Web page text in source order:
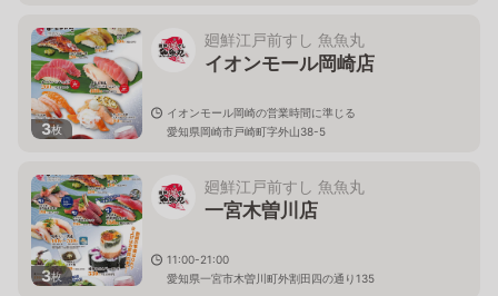
3枚
廻鮮江戸前すし 魚魚丸
イオンモール岡崎店
イオンモール岡崎の営業時間に準じる
愛知県岡崎市戸崎町字外山38-5
3枚
廻鮮江戸前すし 魚魚丸
一宮木曽川店
11:00-21:00
愛知県一宮市木曽川町外割田四の通り135